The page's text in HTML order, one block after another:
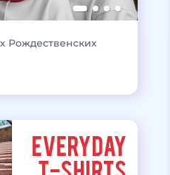
Рождественских